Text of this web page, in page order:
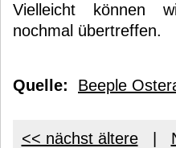
Vielleicht können
nochmal übertreffen.
Quelle: Beeple
<< nächst ältere|